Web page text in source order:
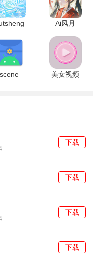
折扣方案，充值金额越
不同风险偏好的产品，
。
暖费用在线缴纳，账单
，到账速度快且不收取
频会员卡及线下商户折
全险等多类保障产品，
版
Ai风月
1.9.33 最新
版
scene
美女视频
下载
下载
下载
下载